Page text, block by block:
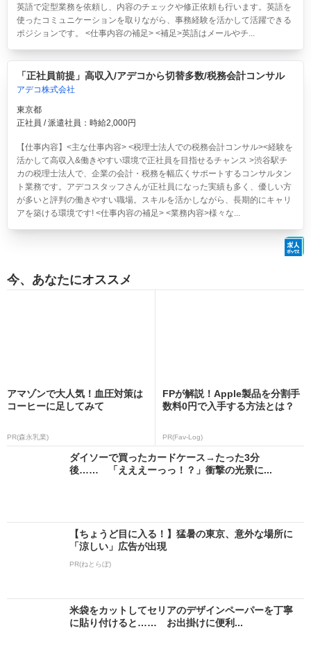
英語で定型業務を依頼し、内容のチェックや修正依頼も行います。英語を
使ったコミュニケーションを取りながら、事務経験を活かして活躍できる
ポジションです。 <仕事内容の補足> <補足>英語はメールやチ...
「正社員前提」高収入/アデコから切替多数/税務会計コンサル
アデコ株式会社
東京都
正社員 / 派遣社員：時給2,000円
【仕事内容】<主な仕事内容> <税理士法人での税務会計コンサル><経験を
活かして高収入&働きやすい環境で正社員を目指せるチャンス >渋谷駅チ
カの税理士法人で、企業の会計・税務を幅広くサポートするコンサルタン
ト業務です。アデコスタッフさんが正社員になった実績も多く、優しい方
が多いと評判の働きやすい職場。スキルを活かしながら、長期的にキャリ
アを築ける環境です! <仕事内容の補足> <業務内容>様々な...
今、あなたにオススメ
アマゾンで大人気！血圧対策は
コーヒーに足してみて
PR(森永乳業)
FPが解説！Apple製品を分割手
数料0円で入手する方法とは？
PR(Fav-Log)
ダイソーで買ったカードケース→たった3分
後…… 「えええーっっ！？」衝撃の光景に...
【ちょうど目に入る！】猛暑の東京、意外な場所に
「涼しい」広告が出現
PR(ねとらぼ)
米袋をカットしてセリアのデザインペーパーを丁寧
に貼り付けると…… お出掛けに便利...